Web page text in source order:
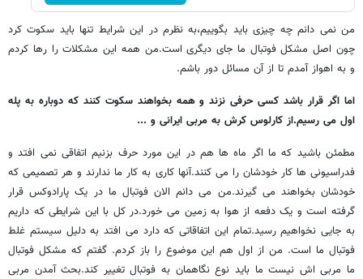
من نمی دانم چه چیزی باید بگوییم،به نظرم در این شرایط تنها باید سکوت کرد
چون اصل مشکل فوتبال ما جای دیگری است.من همه این مشکلات را رها کردم
و به اهواز آمدم تا از آن مسائل دور باشم.
اما اگر قرار باشد کسی حرفی نزند و همه بخواهند سکوت کنند که دوباره به پله
اول می رسیم.از کارلوس کرش به مربی ایرانی و ...
مطمئن باشید که ما اگر ماه ها هم در این مورد حرف بزنیم اتفاقی نمی افتد و
فدراسیونی ها کار خودشان را می کنند.آنها کاری به کار ما ندارند و هر تصمیمی که
خودشان بخواهند می گیرند.من می دانم الان فوتبال ما در یک پارادوکس قرار
گرفته است و یک دفعه از هوا به زمین می خورد.در کل با این شرایطی که داریم
به جایی نخواهیم رسید.تمام این اتفاقاتی که دارد می افتد به دلیل سیستم غلط
فوتبال ما است. من از اول هم این موضوع را باز کردم. گفتم که مشکل فوتبال
ما مربی اش نیست ما باید نوع نگاهمان به فوتبال تغییر کند.بحث آمدن مربی